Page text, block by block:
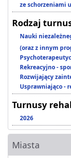
ze schorzeniami
Rodzaj
Nauki
(oraz z innym
Rekreacyjno -
Rozwijający
Usprawniająco -
Turnusy
2026
Miasta